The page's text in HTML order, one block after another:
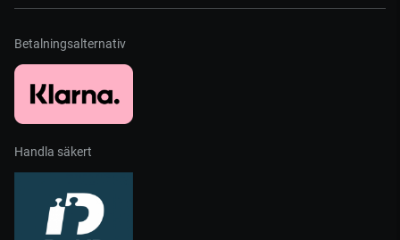
Betalningsalternativ
Handla säkert